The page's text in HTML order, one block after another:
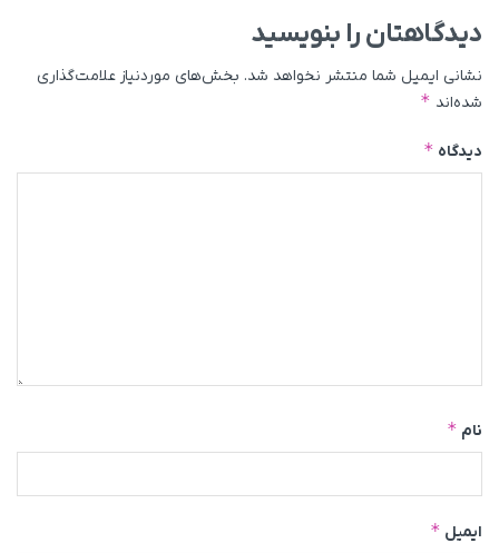
دیدگاهتان را بنویسید
نشانی ایمیل شما منتشر نخواهد شد. بخش‌های موردنیاز علامت‌گذاری
شده‌اند *
دیدگاه *
نام *
ایمیل *